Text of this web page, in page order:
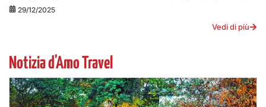
29/12/2025
Vedi di più
Notizia d'Amo Travel